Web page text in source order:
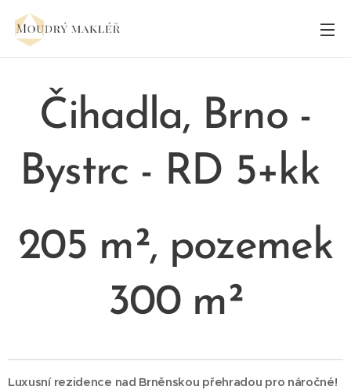
Čihadla, Brno -
Bystrc - RD 5+kk
205 m², pozemek
300 m²
Luxusní rezidence nad Brněnskou přehradou pro náročné!